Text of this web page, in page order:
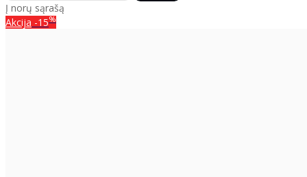
Į norų sąrašą
Akcija -15%